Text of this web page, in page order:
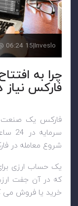
Inveslo
|
15 May @ 06:24
چرا به
فارکس نیاز
فارکس یک صنعت
شروع معامله در
یک حساب ارزی
که در آن جفت
خرید یا فروش می